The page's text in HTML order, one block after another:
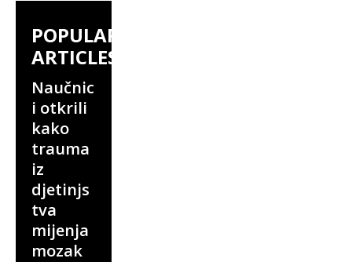
POPULAR
ARTICLES
Naučnic
i otkrili
kako
trauma
iz
djetinjs
tva
mijenja
mozak